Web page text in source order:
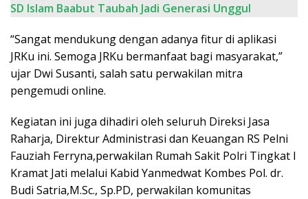
SD Islam Baabut Taubah Jadi Generasi Unggul
“Sangat mendukung dengan adanya fitur di aplikasi
JRKu ini. Semoga JRKu bermanfaat bagi masyarakat,”
ujar Dwi Susanti, salah satu perwakilan mitra
pengemudi online.
Kegiatan ini juga dihadiri oleh seluruh Direksi Jasa
Raharja, Direktur Administrasi dan Keuangan RS Pelni
Fauziah Ferryna,perwakilan Rumah Sakit Polri Tingkat I
Kramat Jati melalui Kabid Yanmedwat Kombes Pol. dr.
Budi Satria,M.Sc., Sp.PD, perwakilan komunitas